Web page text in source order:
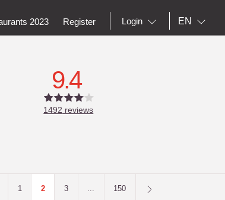
2023 Register Login EN
9.4
1492 reviews
1 2 3 ... 150